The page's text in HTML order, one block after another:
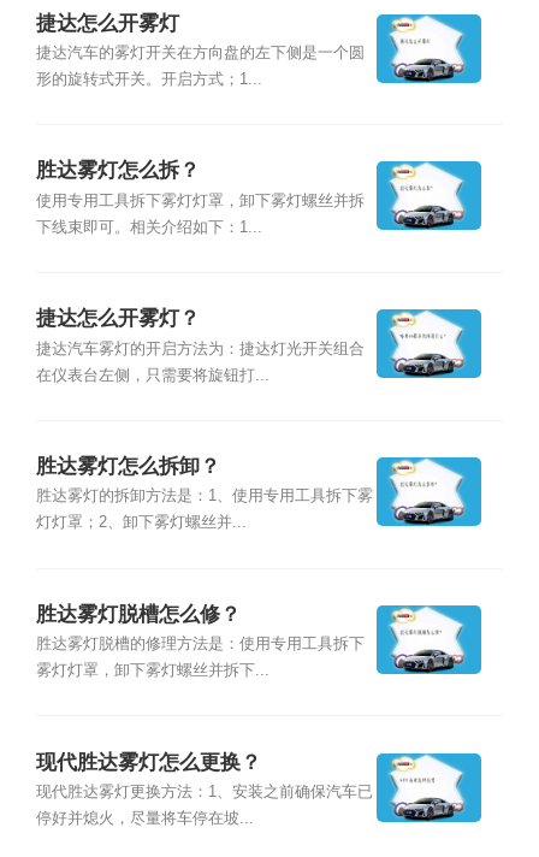
捷达怎么开雾灯
捷达汽车的雾灯开关在方向盘的左下侧是一个圆
形的旋转式开关。开启方式；1...
胜达雾灯怎么拆？
使用专用工具拆下雾灯灯罩，卸下雾灯螺丝并拆
下线束即可。相关介绍如下：1...
捷达怎么开雾灯？
捷达汽车雾灯的开启方法为：捷达灯光开关组合
在仪表台左侧，只需要将旋钮打...
胜达雾灯怎么拆卸？
胜达雾灯的拆卸方法是：1、使用专用工具拆下雾
灯灯罩；2、卸下雾灯螺丝并...
胜达雾灯脱槽怎么修？
胜达雾灯脱槽的修理方法是：使用专用工具拆下
雾灯灯罩，卸下雾灯螺丝并拆下...
现代胜达雾灯怎么更换？
现代胜达雾灯更换方法：1、安装之前确保汽车已
停好并熄火，尽量将车停在坡...